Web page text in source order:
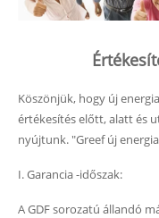
Köszönjük, hogy új
értékesítés előtt, alatt és
nyújtunk. "Greef új
I. Garancia -időszak:
A GDF sorozatú állandó